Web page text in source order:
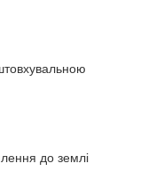
до землі